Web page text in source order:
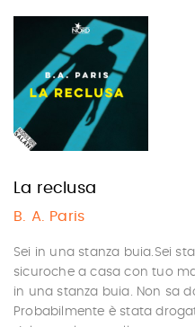
La reclusa
B. A. Paris
Sei in una stanza buia.Sei
sicuroche a casa con tuo
in una stanza buia. Non sa
Probabilmente è stata